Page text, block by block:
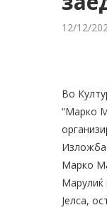
12/12/
Во
“Марко
Изложба
Марко
Марулиќ
Јелса,